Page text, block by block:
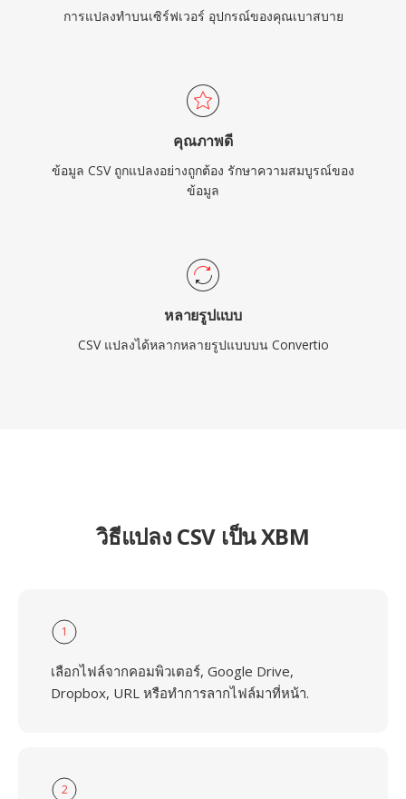
การแปลงทำบนเซิร์ฟเวอร์ อุปกรณ์ของคุณเบาสบาย
คุณภาพดี
ข้อมูล CSV ถูกแปลงอย่างถูกต้อง รักษาความสมบูรณ์ของ
ข้อมูล
หลายรูปแบบ
CSV แปลงได้หลากหลายรูปแบบบน Convertio
วิธีแปลง CSV เป็น XBM
1
เลือกไฟล์จากคอมพิวเตอร์, Google Drive,
Dropbox, URL หรือทำการลากไฟล์มาที่หน้า.
2